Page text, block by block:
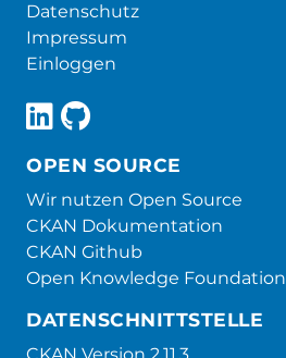
Datenschutz
Impressum
Einloggen
OPEN SOURCE
Wir nutzen Open Source
CKAN Dokumentation
CKAN Github
Open Knowledge Foundation
DATENSCHNITTSTELLE